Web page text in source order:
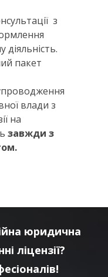
з
діяльність.
пакет
влади з
на
завжди з
юридична
ліцензії?